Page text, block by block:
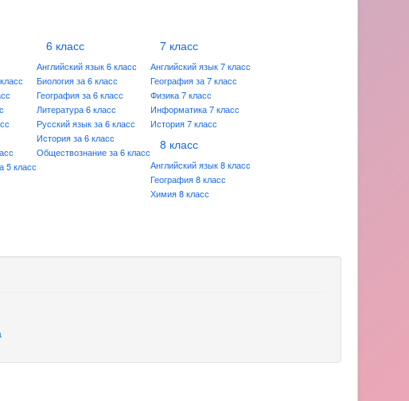
5 класс
6 класс
Английский язык 6 класс
Биология за 6 класс
География за 6 класс
Литература 6 класс
Русский язык за 6 класс
История за 6 класс
Обществознание за 6 класс
7 класс
Английский язык 7 класс
География за 7 класс
Физика 7 класс
Информатика 7 класс
История 7 класс
8 класс
Английский язык 8 класс
География 8 класс
Химия 8 класс